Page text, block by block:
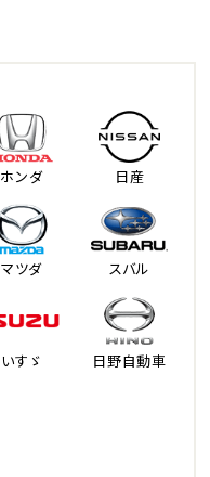
ホンダ 日産
マツダ スバル
いすゞ 日野自動車